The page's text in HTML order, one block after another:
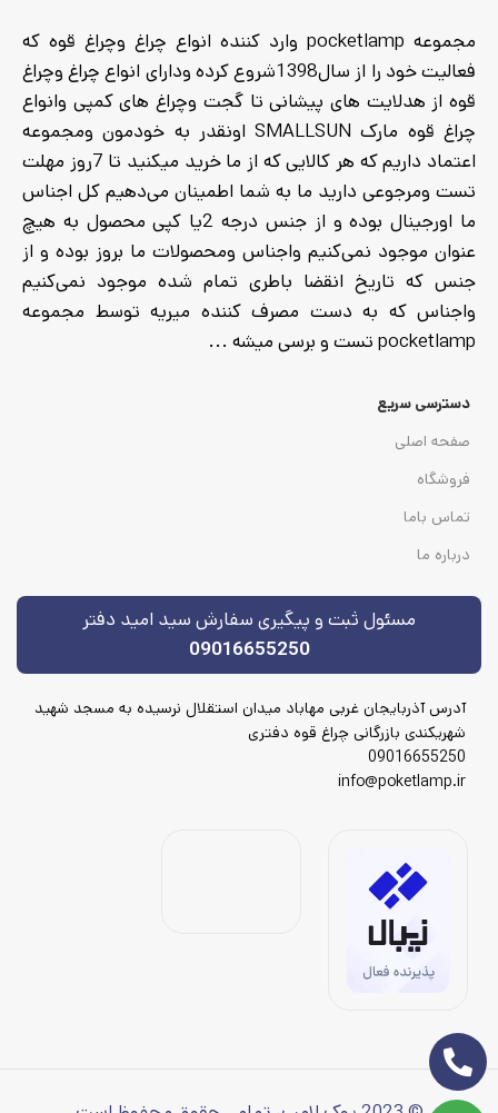
مجموعه pocketlamp وارد کننده انواع چراغ وچراغ قوه که
فعالیت خود را از سال1398شروع کرده ودارای انواع چراغ وچراغ
قوه از هدلایت های پیشانی تا گجت وچراغ های کمپی وانواع
چراغ قوه مارک SMALLSUN اونقدر به خودمون ومجموعه
اعتماد داریم که هر کالایی که از ما خرید میکنید تا 7روز مهلت
تست ومرجوعی دارید ما به شما اطمینان می‌دهیم کل اجناس
ما اورجینال بوده و از جنس درجه 2یا کپی محصول به هیچ
عنوان موجود نمی‌کنیم واجناس ومحصولات ما بروز بوده و از
جنس که تاریخ انقضا باطری تمام شده موجود نمی‌کنیم
واجناس که به دست مصرف کننده میریه توسط مجموعه
pocketlamp تست و برسی میشه ...
دسترسی سریع
صفحه اصلی
فروشگاه
تماس باما
درباره ما
مسئول ثبت و پیگیری سفارش سید امید دفتر
09016655250
آدرس آذربایجان غربی مهاباد میدان استقلال نرسیده به مسجد شهید
شهریکندی بازرگانی چراغ قوه دفتری
09016655250
info@poketlamp.ir